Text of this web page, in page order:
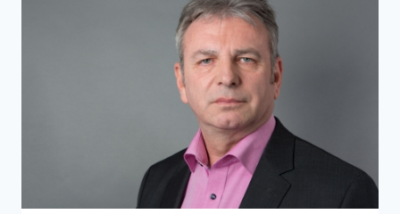
BESTÄTIGT
JOCHEN
BACKES
FRAKTIONSVORSITZENDEN